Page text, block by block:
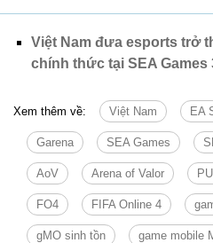
Việt Nam đưa esports trở
chính thức tại SEA Games
Xem thêm về: Việt Nam EA
Garena SEA Games
AoV Arena of Valor
FO4 FIFA Online 4
gMO sinh tồn game mobile